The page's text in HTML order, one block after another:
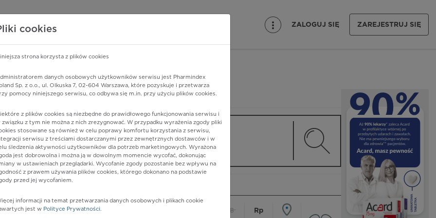
o lekach
PHARMINDEX ZALOGUJ SIĘ ZAREJESTRUJ SIĘ
Pharmindex
lider wiedzy o lekach
lub substancję czynną
Postać:proszek do sporz. roztw.
18
Rp
cookies
strona korzysta z plików cookies
danych osobowych użytkowników serwisu jest Pharmindex
Sp. z o.o., ul. Olkuska 7, 02-604 Warszawa, które pozyskuje i przetwarza
pomocy niniejszego serwisu, co odbywa się m.in. przy użyciu plików cookies.
z plików cookies są niezbędne do prawidłowego funkcjonowania serwisu i
związku z tym nie można z nich zrezygnować. W przypadku wyrażenia zgody pliki
stosowane są również w celu poprawy komfortu korzystania z serwisu,
serwisu z treściami dostarczanymi przez zewnętrznych dostawców i w
śledzenia aktywności użytkowników dla potrzeb marketingowych. Wyrażona
jest dobrowolna i można ją w dowolnym momencie wycofać, dokonując
w ustawieniach przeglądarki. Wycofanie zgody pozostanie bez wpływu na
z prawem używania plików cookies, którego dokonano na podstawie
przed jej wycofaniem.
informacji na temat przetwarzania danych osobowych i plikach cookie
jest w Polityce Prywatności.